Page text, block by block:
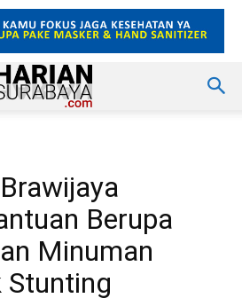
Berupa
Minuman
Stunting